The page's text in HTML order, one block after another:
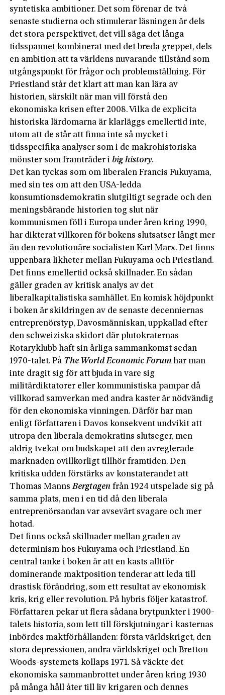
syntetiska ambitioner. Det som förenar de två
senaste studierna och stimulerar läsningen är dels
det stora perspektivet, det vill säga det långa
tidsspannet kombinerat med det breda greppet, dels
en ambition att ta världens nuvarande tillstånd som
utgångspunkt för frågor och problemställning. För
Priestland står det klart att man kan lära av
historien, särskilt när man vill förstå den
ekonomiska krisen efter 2008. Vilka de explicita
historiska lärdomarna är klarläggs emellertid inte,
utom att de står att finna inte så mycket i
tidsspecifika analyser som i de makrohistoriska
mönster som framträder i big history.
Det kan tyckas som om liberalen Francis Fukuyama,
med sin tes om att den USA-ledda
konsumtionsdemokratin slutgiltigt segrade och den
meningsbärande historien tog slut när
kommunismen föll i Europa under åren kring 1990,
har dikterat villkoren för bokens slutsatser långt mer
än den revolutionäre socialisten Karl Marx. Det finns
uppenbara likheter mellan Fukuyama och Priestland.
Det finns emellertid också skillnader. En sådan
gäller graden av kritisk analys av det
liberalkapitalistiska samhället. En komisk höjdpunkt
i boken är skildringen av de senaste decenniernas
entreprenörstyp, Davosmänniskan, uppkallad efter
den schweiziska skidort där plutokraternas
Rotaryklubb haft sin årliga sammankomst sedan
1970-talet. På The World Economic Forum har man
inte dragit sig för att bjuda in vare sig
militärdiktatorer eller kommunistiska pampar då
villkorad samverkan med andra kaster är nödvändig
för den ekonomiska vinningen. Därför har man
enligt författaren i Davos konsekvent undvikit att
utropa den liberala demokratins slutseger, men
aldrig tvekat om budskapet att den avreglerade
marknaden ovillkorligt tillhör framtiden. Den
kritiska udden förstärks av konstaterandet att
Thomas MannsBergtagenfrån 1924 utspelade sig på
samma plats, men i en tid då den liberala
entreprenörsandan var avsevärt svagare och mer
hotad.
Det finns också skillnader mellan graden av
determinism hos Fukuyama och Priestland. En
central tanke i boken är att en kasts alltför
dominerande maktposition tenderar att leda till
drastisk förändring, som ett resultat av ekonomisk
kris, krig eller revolution. På hybris följer katastrof.
Författaren pekar ut flera sådana brytpunkter i 1900-
talets historia, som lett till förskjutningar i kasternas
inbördes maktförhållanden: första världskriget, den
stora depressionen, andra världskriget och Bretton
Woods-systemets kollaps 1971. Så väckte det
ekonomiska sammanbrottet under åren kring 1930
på många håll åter till liv krigaren och dennes